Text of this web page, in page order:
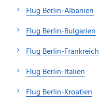
Flug Berlin-Albanien
Flug Berlin-Bulgarien
Flug Berlin-Frankreich
Flug Berlin-Italien
Flug Berlin-Kroatien